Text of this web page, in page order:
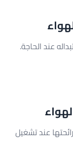
عند الحاجة.
عند تشغيل